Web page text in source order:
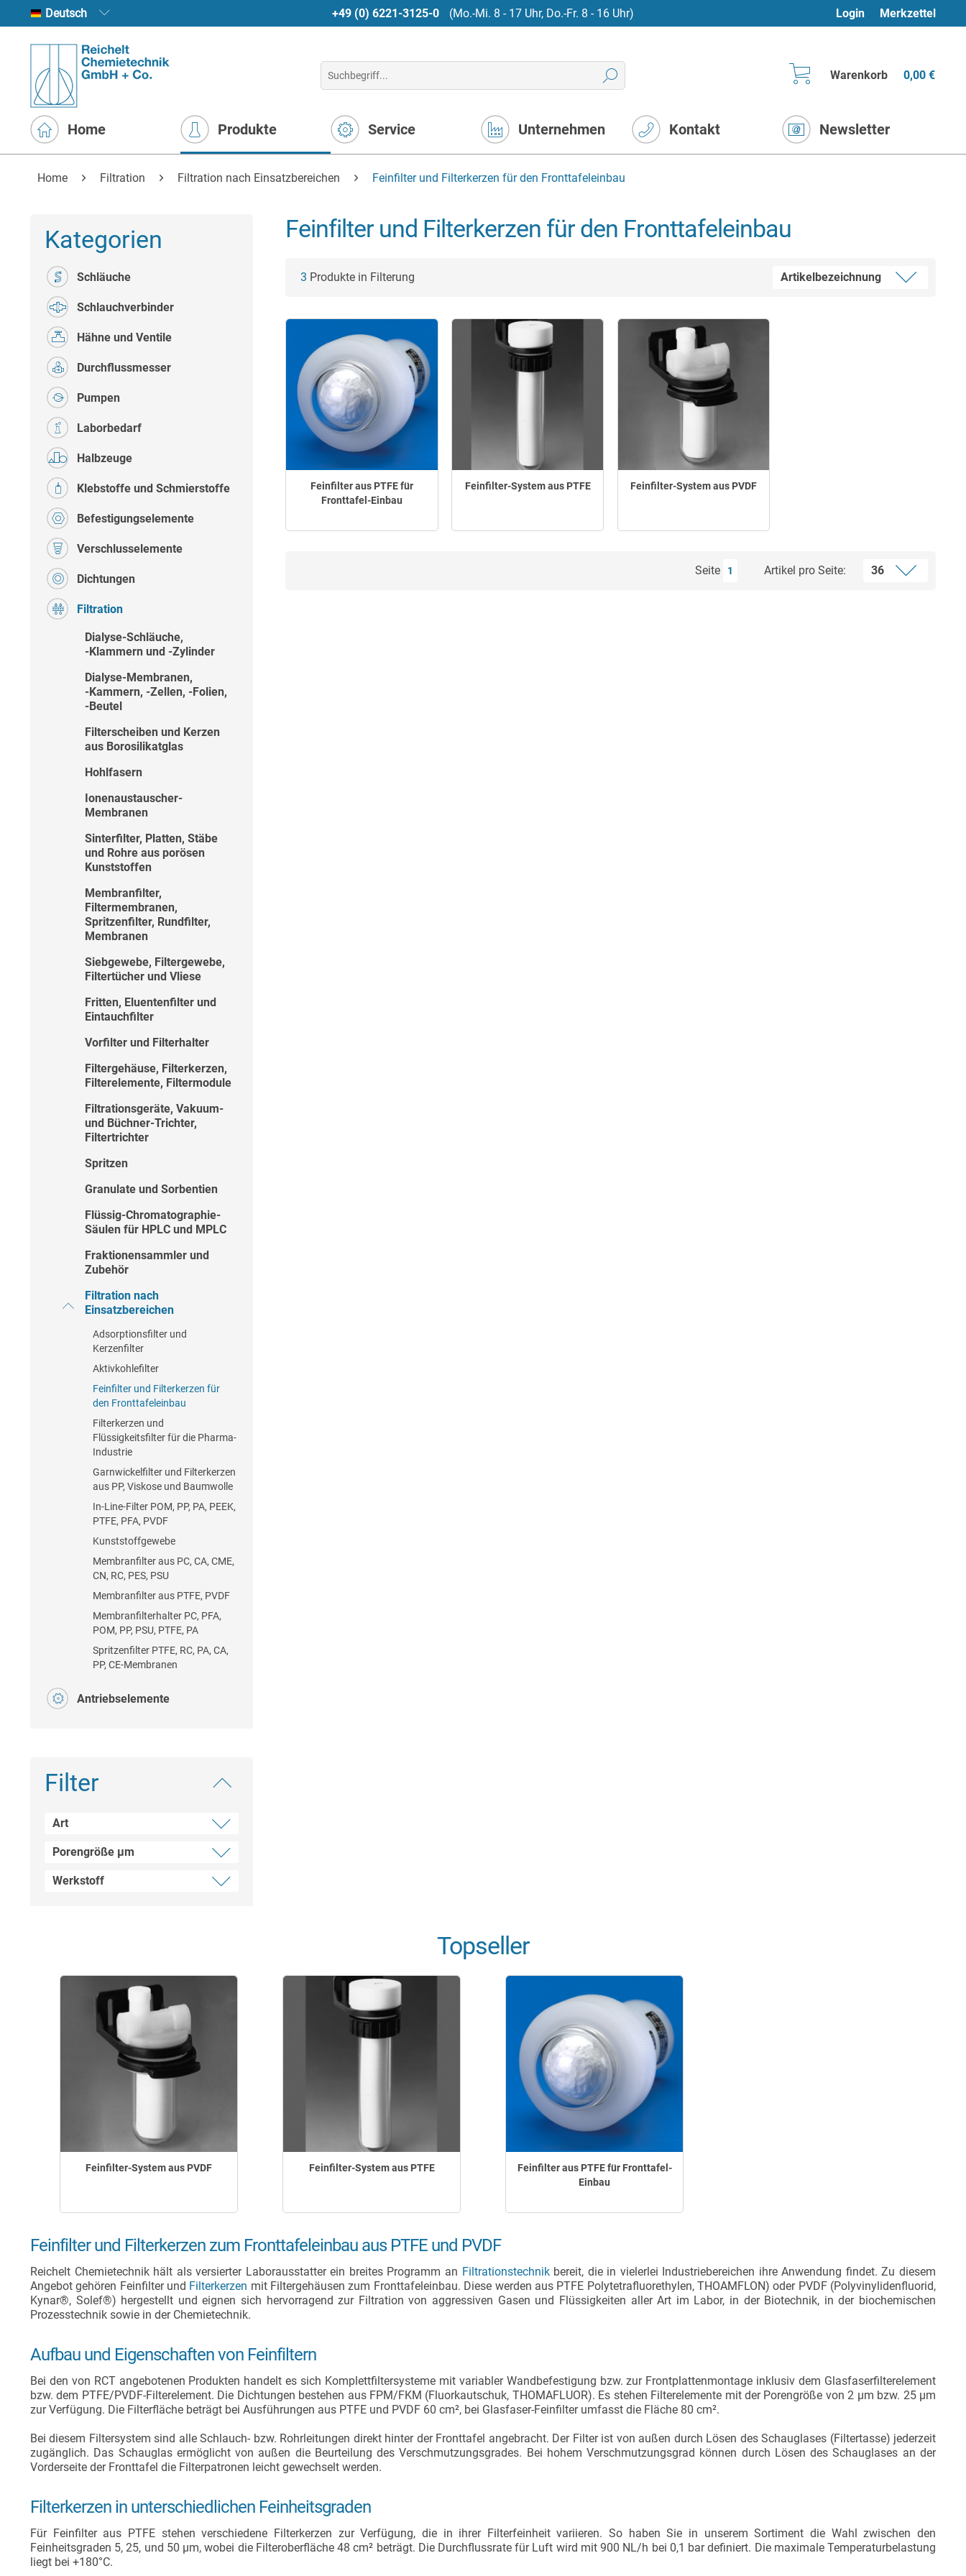
Deutsch +49 (0) 6221-3125-0 (Mo.-Mi. 8 - 17 Uhr, Do.-Fr. 8 - 16 Uhr) Login Merkzettel
Warenkorb 0,00 €
Home Produkte Service Unternehmen Kontakt Newsletter
Home Filtration Filtration nach Einsatzbereichen Feinfilter und Filterkerzen für den Fronttafeleinbau
Kategorien
Schläuche
Schlauchverbinder
Hähne und Ventile
Durchflussmesser
Pumpen
Laborbedarf
Halbzeuge
Klebstoffe und Schmierstoffe
Befestigungselemente
Verschlusselemente
Dichtungen
Filtration
Dialyse-Schläuche,
‑Klammern und ‑Zylinder
Dialyse-Membranen,
‑Kammern, ‑Zellen, ‑Folien,
‑Beutel
Filterscheiben und Kerzen
aus Borosilikatglas
Hohlfasern
Ionenaustauscher-
Membranen
Sinterfilter, Platten, Stäbe
und Rohre aus porösen
Kunststoffen
Membranfilter,
Filtermembranen,
Spritzenfilter, Rundfilter,
Membranen
Siebgewebe, Filtergewebe,
Filtertücher und Vliese
Fritten, Eluentenfilter und
Eintauchfilter
Vorfilter und Filterhalter
Filtergehäuse, Filterkerzen,
Filterelemente, Filtermodule
Filtrationsgeräte, Vakuum-
und Büchner-Trichter,
Filtertrichter
Spritzen
Granulate und Sorbentien
Flüssig-Chromatographie-
Säulen für HPLC und MPLC
Fraktionensammler und
Zubehör
Filtration nach
Einsatzbereichen
Adsorptionsfilter und
Kerzenfilter
Aktivkohlefilter
Feinfilter und Filterkerzen für
den Fronttafeleinbau
Filterkerzen und
Flüssigkeitsfilter für die Pharma-
Industrie
Garnwickelfilter und Filterkerzen
aus PP, Viskose und Baumwolle
In-Line-Filter POM, PP, PA, PEEK,
PTFE, PFA, PVDF
Kunststoffgewebe
Membranfilter aus PC, CA, CME,
CN, RC, PES, PSU
Membranfilter aus PTFE, PVDF
Membranfilterhalter PC, PFA,
POM, PP, PSU, PTFE, PA
Spritzenfilter PTFE, RC, PA, CA,
PP, CE-Membranen
Antriebselemente
Filter
Art
Filtergehäuse und Kerzen
Porengröße µm
2
Werkstoff
Feinfilter und Filterkerzen für den Fronttafeleinbau
3 Produkte in Filterung
Feinfilter aus PTFE für
Fronttafel-Einbau
Feinfilter-System aus PTFE Feinfilter-System aus PVDF
Seite 1 Artikel pro Seite:
Topseller
Feinfilter-System aus PVDF Feinfilter-System aus PTFE
Feinfilter aus PTFE für Fronttafel-
Einbau
Feinfilter und Filterkerzen zum Fronttafeleinbau aus PTFE und PVDF
Reichelt Chemietechnik hält als versierter Laborausstatter ein breites Programm an Filtrationstechnikbereit, die in vielerlei Industriebereichen ihre Anwendung findet. Zu diesem
Angebot gehören Feinfilter und Filterkerzen mit Filtergehäusen zum Fronttafeleinbau. Diese werden aus PTFE Polytetrafluorethylen, THOAMFLON) oder PVDF (Polyvinylidenfluorid,
Kynar®, Solef®) hergestellt und eignen sich hervorragend zur Filtration von aggressiven Gasen und Flüssigkeiten aller Art im Labor, in der Biotechnik, in der biochemischen
Prozesstechnik sowie in der Chemietechnik.
Aufbau und Eigenschaften von Feinfiltern
Bei den von RCT angebotenen Produkten handelt es sich Komplettfiltersysteme mit variabler Wandbefestigung bzw. zur Frontplattenmontage inklusiv dem Glasfaserfilterelement
bzw. dem PTFE/PVDF-Filterelement. Die Dichtungen bestehen aus FPM/FKM (Fluorkautschuk, THOMAFLUOR). Es stehen Filterelemente mit der Porengröße von 2 µm bzw. 25 µm
zur Verfügung. Die Filterfläche beträgt bei Ausführungen aus PTFE und PVDF 60 cm², bei Glasfaser-Feinfilter umfasst die Fläche 80 cm².
Bei diesem Filtersystem sind alle Schlauch- bzw. Rohrleitungen direkt hinter der Fronttafel angebracht. Der Filter ist von außen durch Lösen des Schauglases (Filtertasse) jederzeit
zugänglich. Das Schauglas ermöglicht von außen die Beurteilung des Verschmutzungsgrades. Bei hohem Verschmutzungsgrad können durch Lösen des Schauglases an der
Vorderseite der Fronttafel die Filterpatronen leicht gewechselt werden.
Filterkerzen in unterschiedlichen Feinheitsgraden
Für Feinfilter aus PTFE stehen verschiedene Filterkerzen zur Verfügung, die in ihrer Filterfeinheit variieren. So haben Sie in unserem Sortiment die Wahl zwischen den
Feinheitsgraden 5, 25, und 50 µm, wobei die Filteroberfläche 48 cm² beträgt. Die Durchflussrate für Luft wird mit 900 NL/h bei 0,1 bar definiert. Die maximale Temperaturbelastung
liegt bei +180°C.